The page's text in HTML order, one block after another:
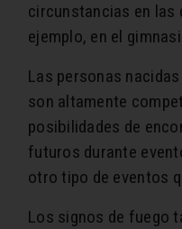
circunstancias en las
ejemplo, en el
Las personas
son altamente
posibilidades de
futuros durante
otro tipo de eventos
Los signos de fuego